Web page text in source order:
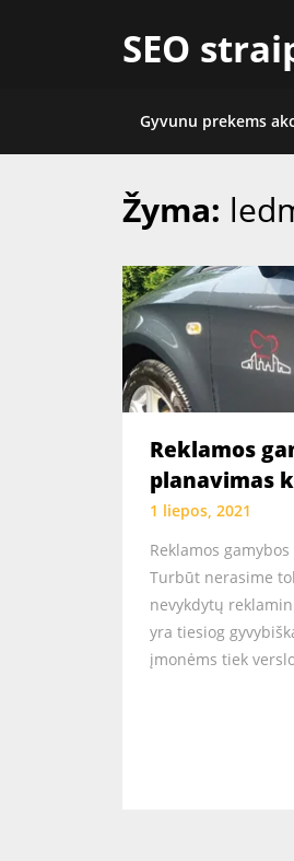
SEO
Gyvunu prekems
Žyma:
Reklamos
planavimas
1 liepos, 2021
Reklamos
Turbūt nerasime
nevykdytų
yra tiesiog
įmonėms tiek